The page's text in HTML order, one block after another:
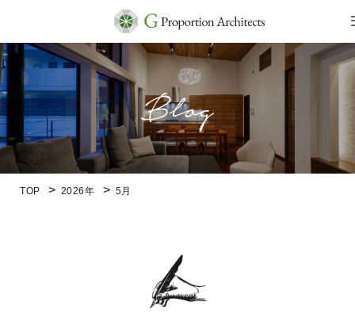
TOP 2026年 5月